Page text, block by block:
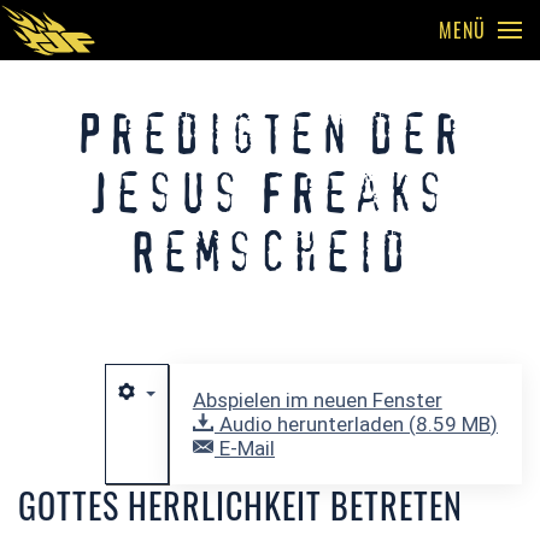
MENÜ
Predigten der
Jesus Freaks
Remscheid
Abspielen im neuen Fenster
Audio herunterladen (8.59 MB)
E-Mail
GOTTES HERRLICHKEIT BETRETEN